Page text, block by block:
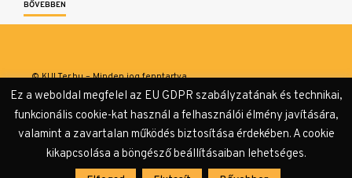
BŐVEBBEN
© KULTer.hu – Minden jog fenntartva
Adatvédelmi tájékoztató
Ez a weboldal megfelel az EU GDPR szabályzatának és technikai,
funkcionális cookie-kat használ a felhasználói élmény javítására,
valamint a zavartalan működés biztosítása érdekében. A cookie
kikapcsolása a böngésző beállításaiban lehetséges.